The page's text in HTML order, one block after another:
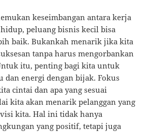
keseimbangan antara kerja
peluang bisnis kecil bisa
baik. Bukankah menarik jika kita
tanpa harus mengorbankan
itu, penting bagi kita untuk
dan energi dengan bijak. Fokus
cintai dan apa yang sesuai
kita akan menarik pelanggan yang
kita. Hal ini tidak hanya
yang positif, tetapi juga